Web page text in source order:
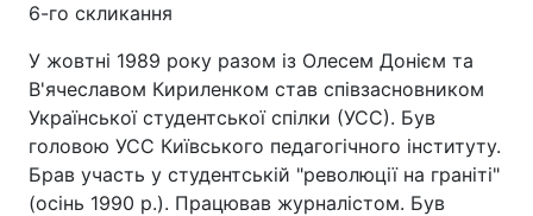
6-го скликання
У жовтні 1989 року разом із Олесем Донієм та
В'ячеславом Кириленком став співзасновником
Української студентської спілки (УСС). Був
головою УСС Київського педагогічного інституту.
Брав участь у студентській "революції на граніті"
(осінь 1990 р.). Працював журналістом. Був